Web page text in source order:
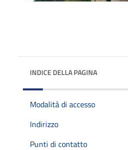
INDICE DELLA PAGINA
Modalità di accesso
Indirizzo
Punti di contatto